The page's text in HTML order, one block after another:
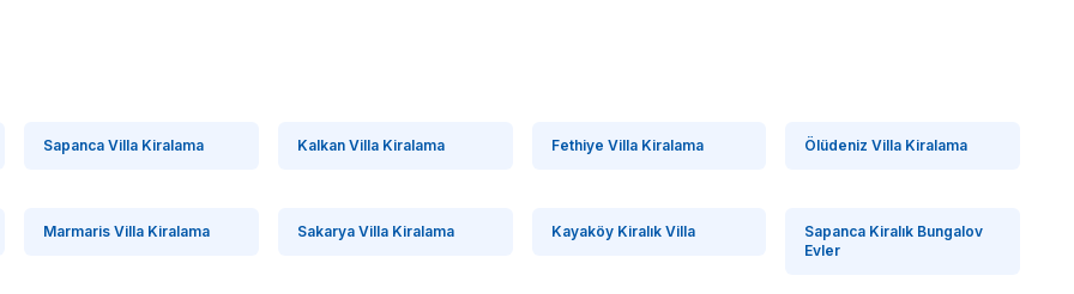
Sapanca Villa Kiralama Kalkan Villa Kiralama Fethiye Villa Kiralama Ölüdeniz Villa Kiralama
Marmaris Villa Kiralama Sakarya Villa Kiralama Kayaköy Kiralık Villa
Sapanca Kiralık Bungalov
Evler